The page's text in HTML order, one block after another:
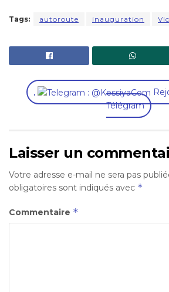
Tags: autoroute inauguration
,
Télégram
Laisser un
Votre adresse e-mail ne sera pas
obligatoires sont indiqués avec *
Commentaire *